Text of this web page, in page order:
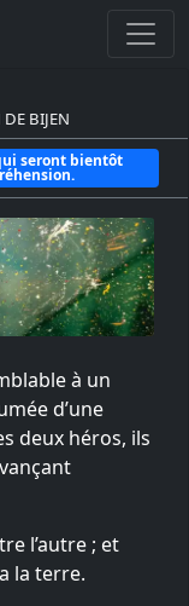
BIJEN
seront bientôt
à un
d’une
deux héros, ils
l’autre ; et
la terre.